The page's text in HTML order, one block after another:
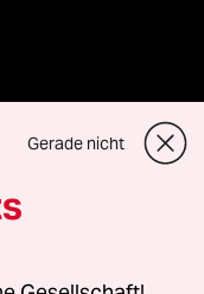
oder für Genehmigungen
Gerade nicht